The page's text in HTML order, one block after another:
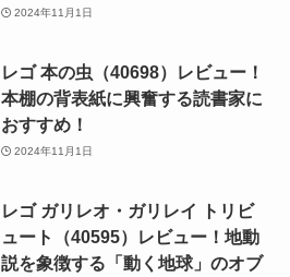
2024年11月1日
レゴ 本の虫（40698）レビュー！
本棚の背表紙に興奮する読書家に
おすすめ！
2024年11月1日
レゴ ガリレオ・ガリレイ トリビ
ュート（40595）レビュー！地動
説を象徴する「動く地球」のオブ